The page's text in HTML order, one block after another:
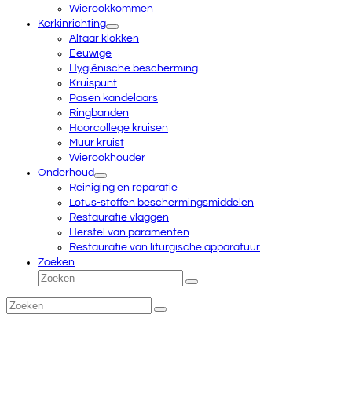
Wierookkommen
Kerkinrichting
Altaar klokken
Eeuwige
Hygiënische bescherming
Kruispunt
Pasen kandelaars
Ringbanden
Hoorcollege kruisen
Muur kruist
Wierookhouder
Onderhoud
Reiniging en reparatie
Lotus-stoffen beschermingsmiddelen
Restauratie vlaggen
Herstel van paramenten
Restauratie van liturgische apparatuur
Zoeken
Zoeken
Verzenden
Zoeken
Verzenden